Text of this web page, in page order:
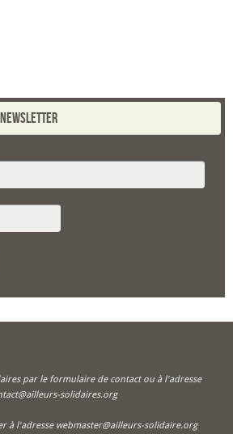
newsletter
par le formulaire de contact ou à l'adresse
solidaires.org
à l'adresse webmaster@ailleurs-solidaire.org